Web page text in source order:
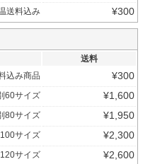
送料込み ¥300
送料
込み商品
¥300
60サイズ ¥1,600
80サイズ ¥1,950
サイズ ¥2,300
サイズ ¥2,600